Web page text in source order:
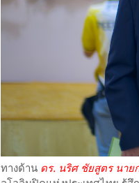
ทางด้าน ดร. นริศ ชัยสูตร นาย